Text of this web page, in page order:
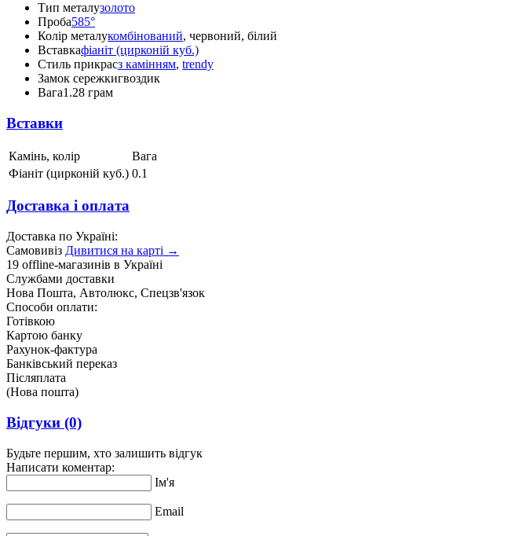
Тип металузолото
Проба585°
Колір металукомбінований, червоний, білий
Вставкафіаніт (цирконій куб.)
Стиль прикрасз камінням, trendy
Замок сережкигвоздик
Вага1.28 грам
Вставки
Камінь, колір
Вага
Фіаніт (цирконій куб.) 0.1
Доставка і оплата
Доставка по Україні:
Самовивіз Дивитися на карті →
19 offline-магазинів в Україні
Службами доставки
Нова Пошта, Автолюкс, Спецзв'язок
Способи оплати:
Готівкою
Картою банку
Рахунок-фактура
Банківський переказ
Післяплата
(Нова пошта)
Відгуки (0)
Будьте першим, хто залишить відгук
Написати коментар:
Ім'я
Email